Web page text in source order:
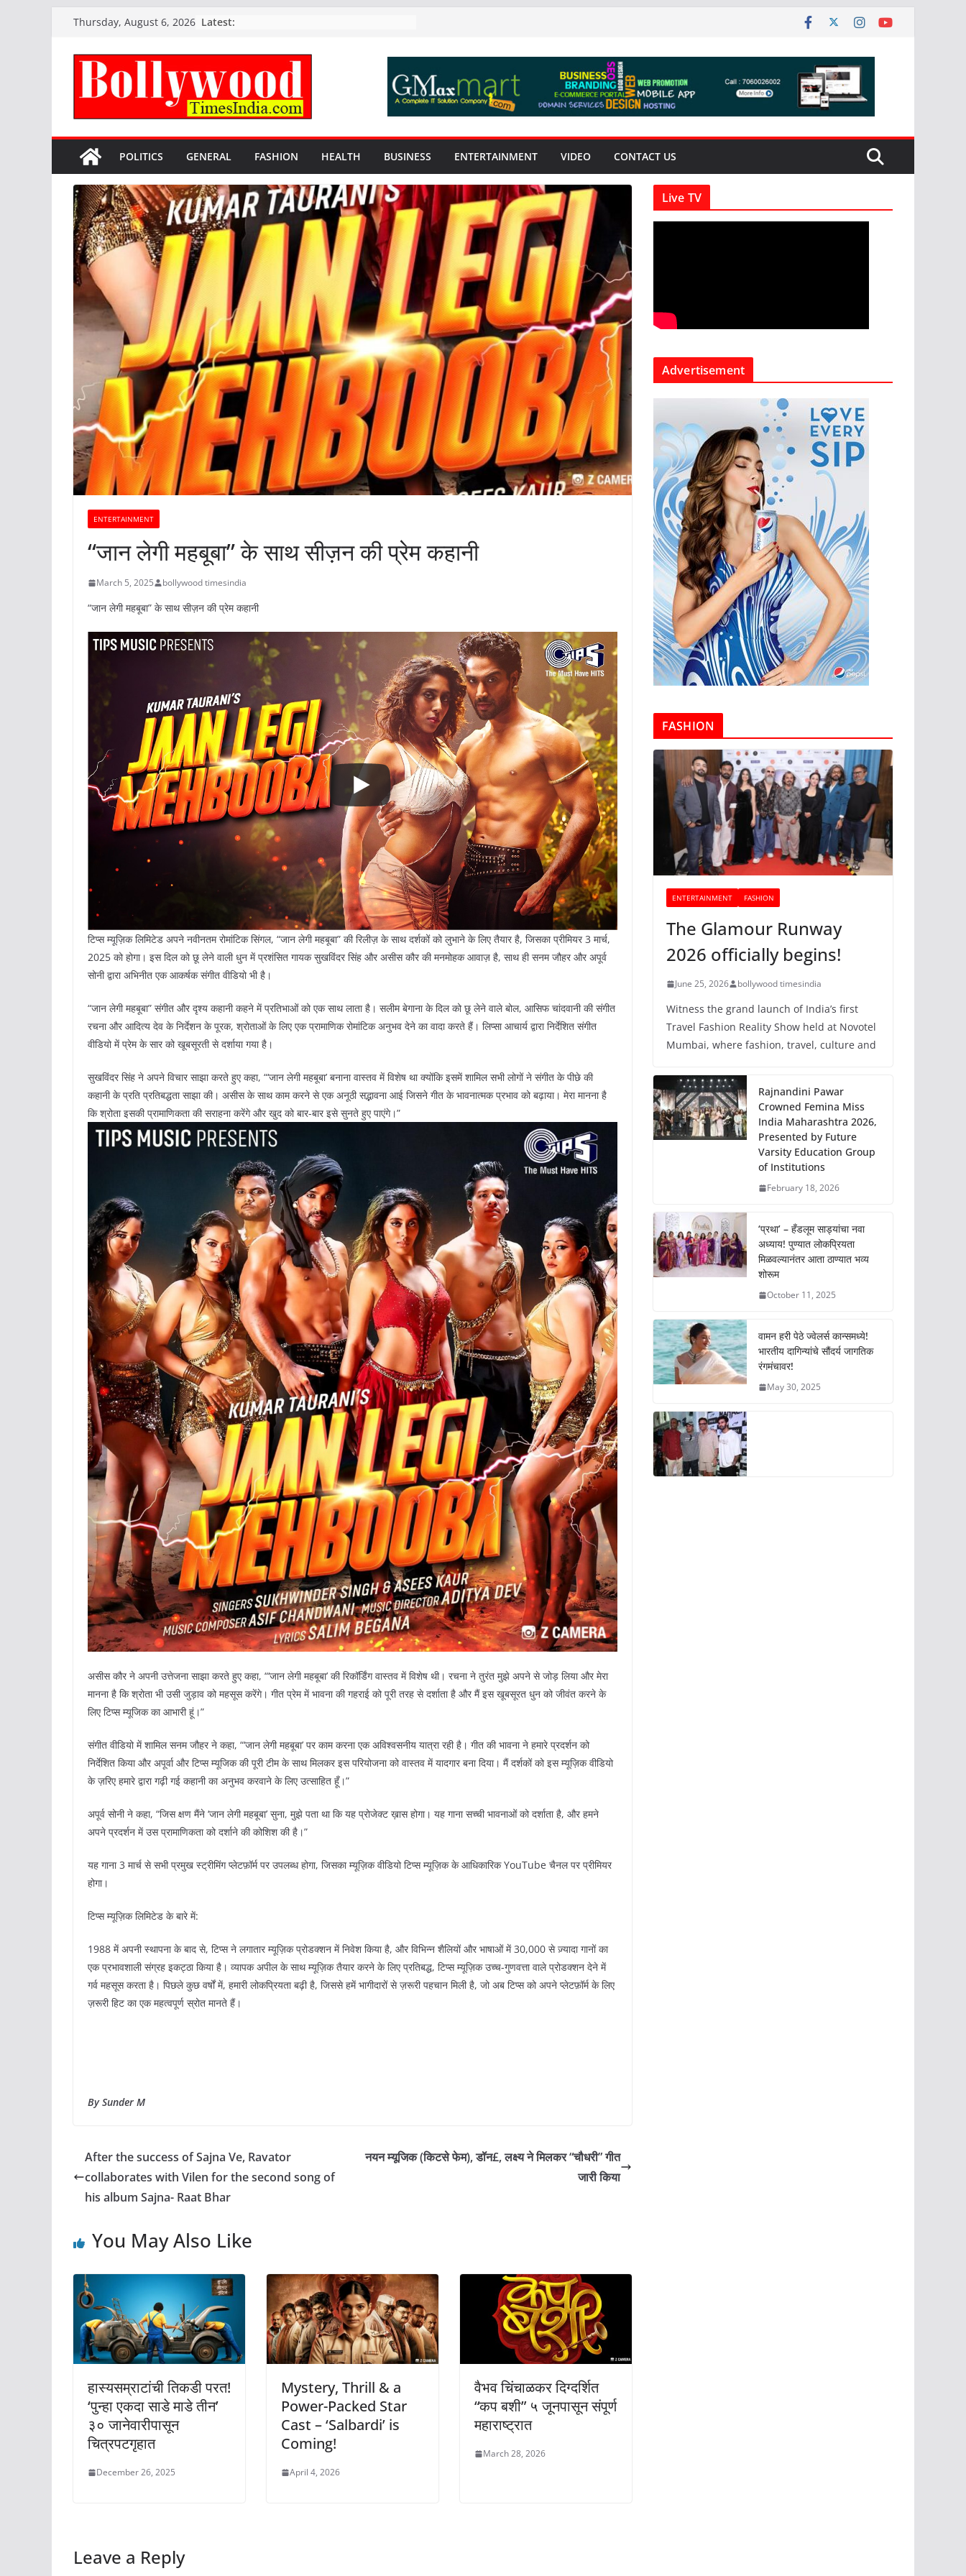
content
Thursday, August 6, 2026 Latest:
POLITICS GENERAL FASHION HEALTH BUSINESS ENTERTAINMENT VIDEO CONTACT US
ENTERTAINMENT
“जान लेगी महबूबा” के साथ सीज़न की प्रेम कहानी
March 5, 2025 bollywood timesindia
“जान लेगी महबूबा” के साथ सीज़न की प्रेम कहानी
टिप्स म्यूज़िक लिमिटेड अपने नवीनतम रोमांटिक सिंगल, “जान लेगी महबूबा” की रिलीज़ के साथ दर्शकों को लुभाने के लिए तैयार है, जिसका प्रीमियर 3 मार्च,
2025 को होगा। इस दिल को छू लेने वाली धुन में प्रशंसित गायक सुखविंदर सिंह और असीस कौर की मनमोहक आवाज़ है, साथ ही सनम जौहर और अपूर्व
सोनी द्वारा अभिनीत एक आकर्षक संगीत वीडियो भी है।
“जान लेगी महबूबा” संगीत और दृश्य कहानी कहने में प्रतिभाओं को एक साथ लाता है। सलीम बेगाना के दिल को छू लेने वाले बोल, आसिफ चांदवानी की संगीत
रचना और आदित्य देव के निर्देशन के पूरक, श्रोताओं के लिए एक प्रामाणिक रोमांटिक अनुभव देने का वादा करते हैं। लिप्सा आचार्य द्वारा निर्देशित संगीत
वीडियो में प्रेम के सार को खूबसूरती से दर्शाया गया है।
सुखविंदर सिंह ने अपने विचार साझा करते हुए कहा, “‘जान लेगी महबूबा’ बनाना वास्तव में विशेष था क्योंकि इसमें शामिल सभी लोगों ने संगीत के पीछे की
कहानी के प्रति प्रतिबद्धता साझा की। असीस के साथ काम करने से एक अनूठी सद्भावना आई जिसने गीत के भावनात्मक प्रभाव को बढ़ाया। मेरा मानना ​​है
कि श्रोता इसकी प्रामाणिकता की सराहना करेंगे और खुद को बार-बार इसे सुनते हुए पाएंगे।”
असीस कौर ने अपनी उत्तेजना साझा करते हुए कहा, “‘जान लेगी महबूबा’ की रिकॉर्डिंग वास्तव में विशेष थी। रचना ने तुरंत मुझे अपने से जोड़ लिया और मेरा
मानना ​​है कि श्रोता भी उसी जुड़ाव को महसूस करेंगे। गीत प्रेम में भावना की गहराई को पूरी तरह से दर्शाता है और मैं इस खूबसूरत धुन को जीवंत करने के
लिए टिप्स म्यूजिक का आभारी हूं।”
संगीत वीडियो में शामिल सनम जौहर ने कहा, “‘जान लेगी महबूबा’ पर काम करना एक अविश्वसनीय यात्रा रही है। गीत की भावना ने हमारे प्रदर्शन को
निर्देशित किया और अपूर्वा और टिप्स म्यूजिक की पूरी टीम के साथ मिलकर इस परियोजना को वास्तव में यादगार बना दिया। मैं दर्शकों को इस म्यूज़िक वीडियो
के ज़रिए हमारे द्वारा गढ़ी गई कहानी का अनुभव करवाने के लिए उत्साहित हूँ।”
अपूर्व सोनी ने कहा, “जिस क्षण मैंने ‘जान लेगी महबूबा’ सुना, मुझे पता था कि यह प्रोजेक्ट ख़ास होगा। यह गाना सच्ची भावनाओं को दर्शाता है, और हमने
अपने प्रदर्शन में उस प्रामाणिकता को दर्शाने की कोशिश की है।”
यह गाना 3 मार्च से सभी प्रमुख स्ट्रीमिंग प्लेटफ़ॉर्म पर उपलब्ध होगा, जिसका म्यूज़िक वीडियो टिप्स म्यूज़िक के आधिकारिक YouTube चैनल पर प्रीमियर
होगा।
टिप्स म्यूज़िक लिमिटेड के बारे में:
1988 में अपनी स्थापना के बाद से, टिप्स ने लगातार म्यूज़िक प्रोडक्शन में निवेश किया है, और विभिन्न शैलियों और भाषाओं में 30,000 से ज़्यादा गानों का
एक प्रभावशाली संग्रह इकट्ठा किया है। व्यापक अपील के साथ म्यूज़िक तैयार करने के लिए प्रतिबद्ध, टिप्स म्यूज़िक उच्च-गुणवत्ता वाले प्रोडक्शन देने में
गर्व महसूस करता है। पिछले कुछ वर्षों में, हमारी लोकप्रियता बढ़ी है, जिससे हमें भागीदारों से ज़रूरी पहचान मिली है, जो अब टिप्स को अपने प्लेटफ़ॉर्म के लिए
ज़रूरी हिट का एक महत्वपूर्ण स्रोत मानते हैं।
By Sunder M
After the success of Sajna Ve, Ravator
collaborates with Vilen for the second song of
his album Sajna- Raat Bhar
नयन म्यूजिक (किटसे फेम), डॉन£, लक्ष्य ने मिलकर “चौधरी” गीत
जारी किया
You May Also Like
हास्यसम्राटांची तिकडी परत!
‘पुन्हा एकदा साडे माडे तीन’
३० जानेवारीपासून
चित्रपटगृहात
December 26, 2025
Mystery, Thrill & a
Power-Packed Star
Cast – ‘Salbardi’ is
Coming!
April 4, 2026
वैभव चिंचाळकर दिग्दर्शित
“कप बशी” ५ जूनपासून संपूर्ण
महाराष्ट्रात
March 28, 2026
Leave a Reply
Live TV
Advertisement
FASHION
ENTERTAINMENT FASHION
The Glamour Runway
2026 officially begins!
June 25, 2026 bollywood timesindia
Witness the grand launch of India’s first
Travel Fashion Reality Show held at Novotel
Mumbai, where fashion, travel, culture and
Rajnandini Pawar
Crowned Femina Miss
India Maharashtra 2026,
Presented by Future
Varsity Education Group
of Institutions
February 18, 2026
‘प्रथा’ – हँडलूम साड्यांचा नवा
अध्याय! पुण्यात लोकप्रियता
मिळवल्यानंतर आता ठाण्यात भव्य
शोरूम
October 11, 2025
वामन हरी पेठे ज्वेलर्स कान्समध्ये!
भारतीय दागिन्यांचे सौंदर्य जागतिक
रंगमंचावर!
May 30, 2025